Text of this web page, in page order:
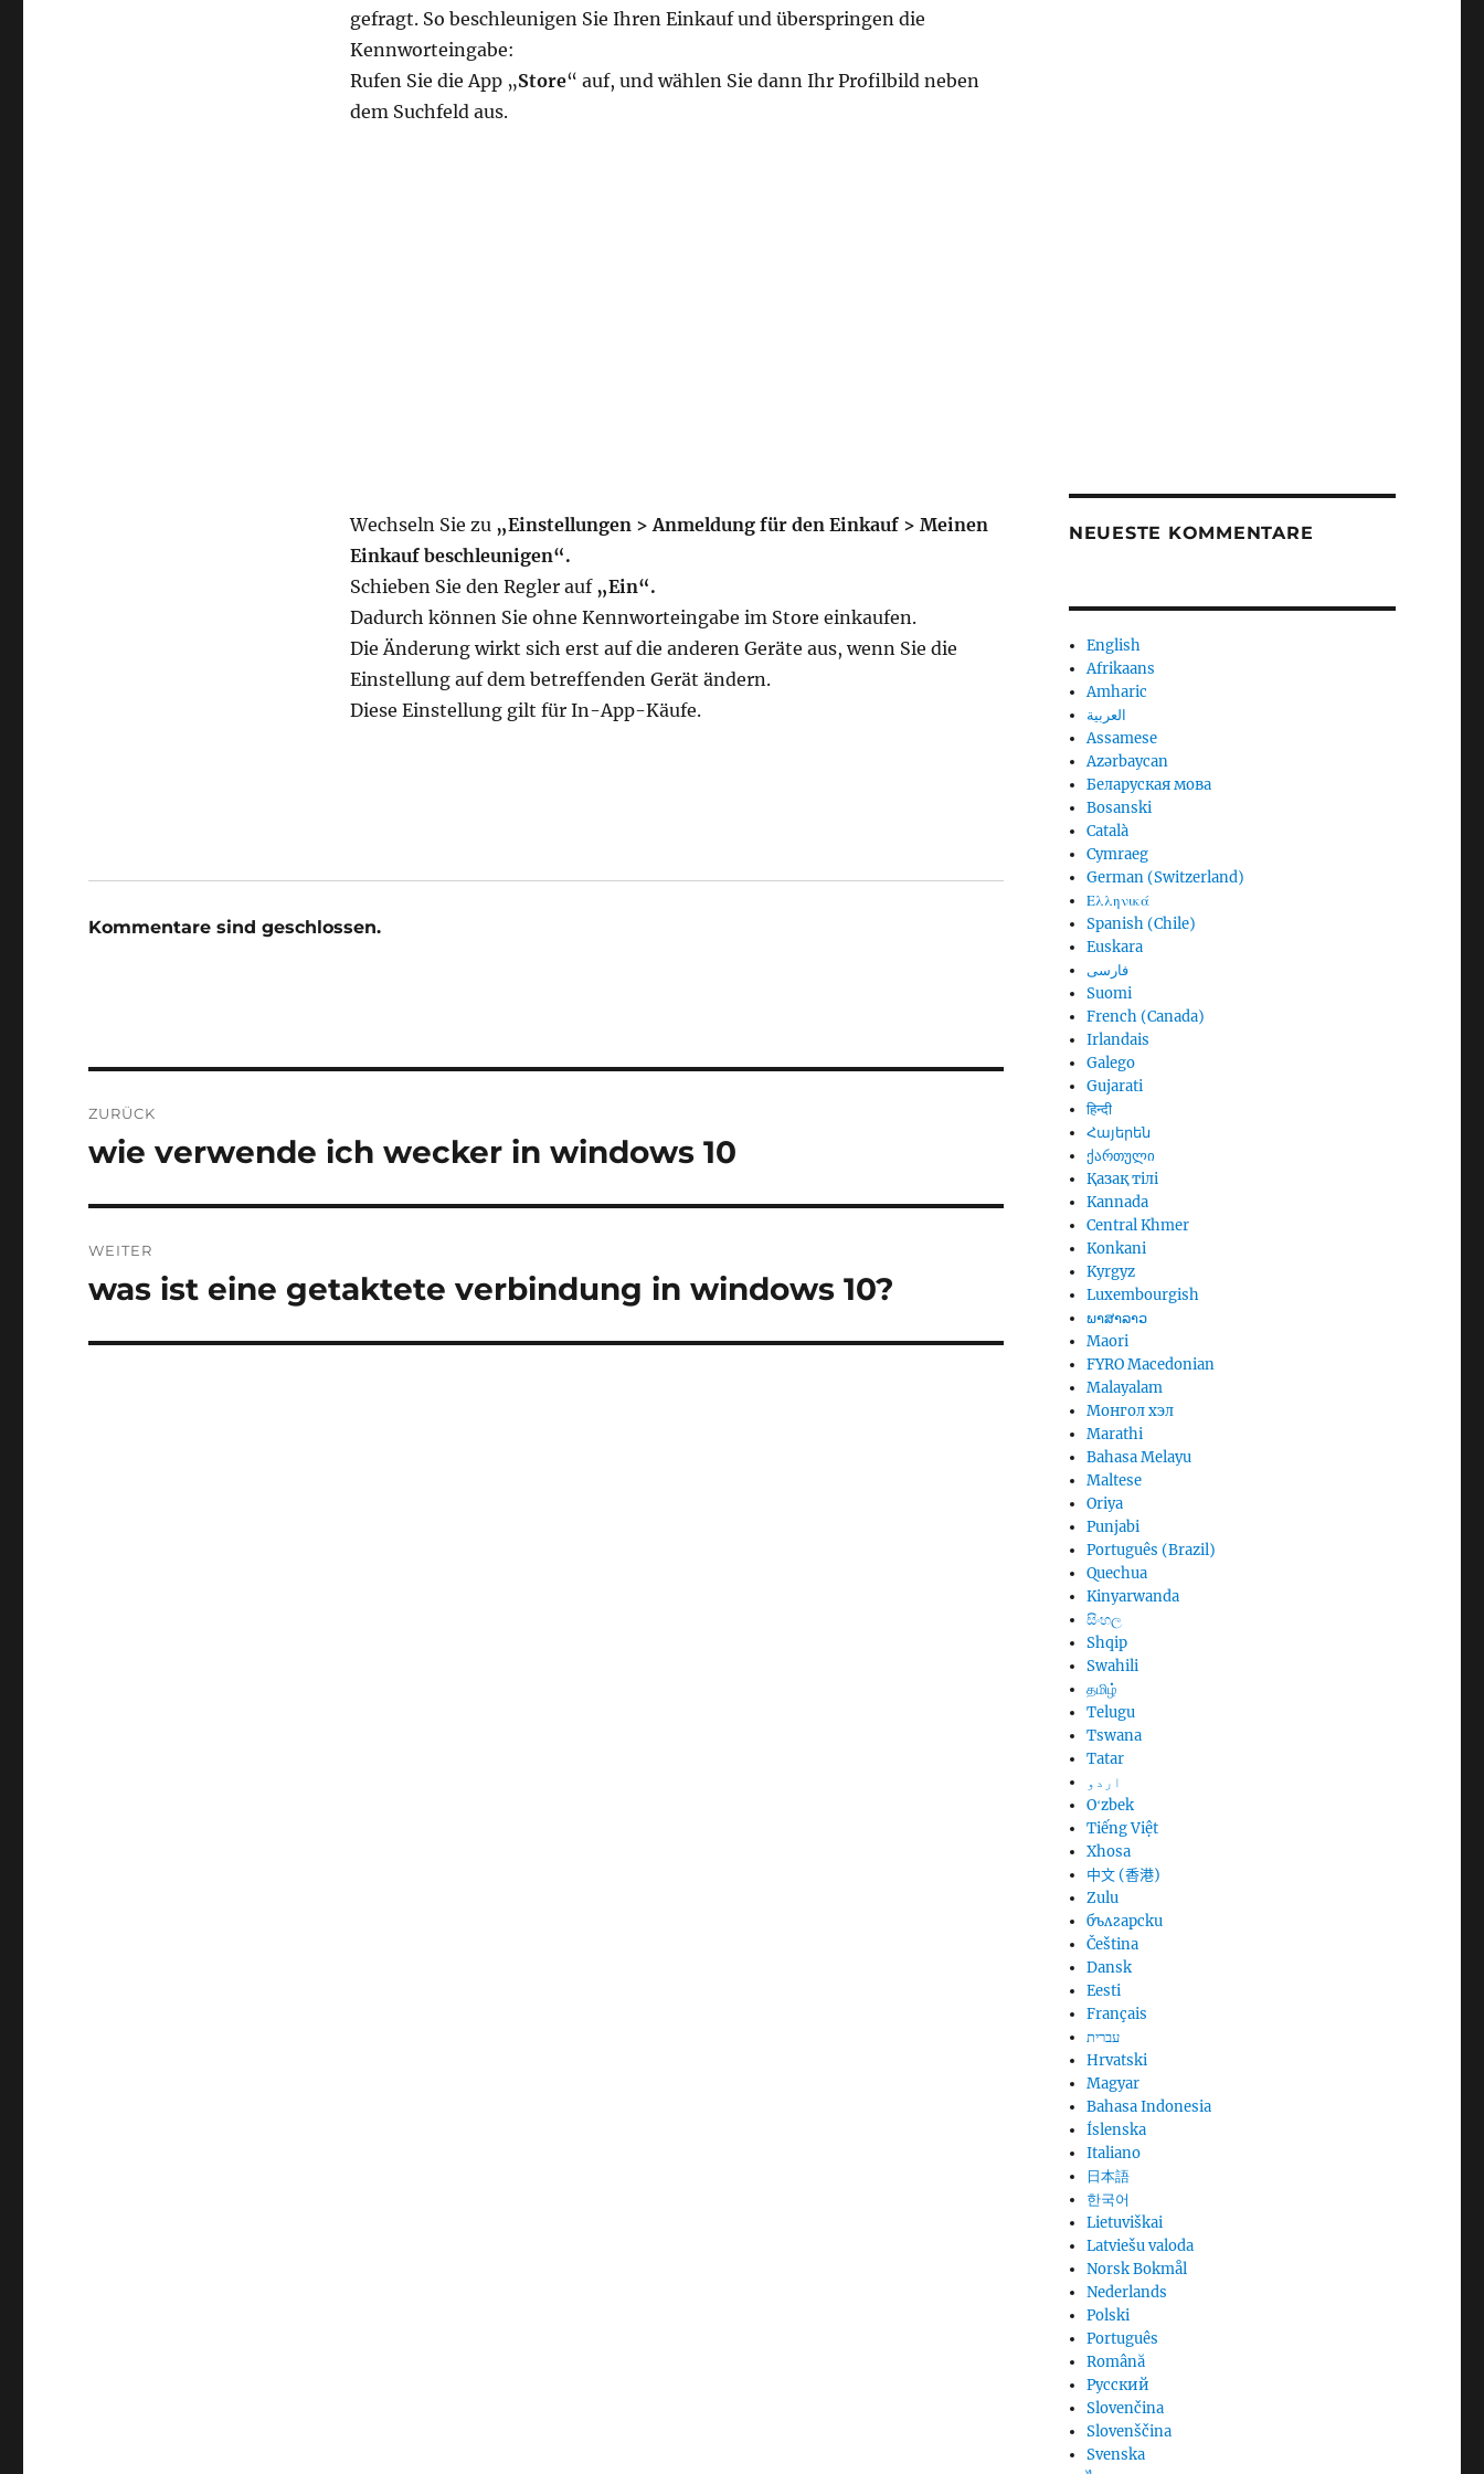
gefragt. So beschleunigen Sie Ihren Einkauf und überspringen die
Kennworteingabe:
Rufen Sie die App „Store“ auf, und wählen Sie dann Ihr Profilbild neben
dem Suchfeld aus.
Wechseln Sie zu „Einstellungen > Anmeldung für den Einkauf > Meinen
Einkauf beschleunigen“.
Schieben Sie den Regler auf „Ein“.
Dadurch können Sie ohne Kennworteingabe im Store einkaufen.
Die Änderung wirkt sich erst auf die anderen Geräte aus, wenn Sie die
Einstellung auf dem betreffenden Gerät ändern.
Diese Einstellung gilt für In-App-Käufe.
Kommentare sind geschlossen.
ZURÜCK
Vorheriger
wie verwende ich wecker in windows 10
WEITER
Nächster
was ist eine getaktete verbindung in windows 10?
NEUESTE KOMMENTARE
English
Afrikaans
Amharic
العربية
Assamese
Azərbaycan
Беларуская мова
Bosanski
Català
Cymraeg
German (Switzerland)
Ελληνικά
Spanish (Chile)
Euskara
فارسی
Suomi
French (Canada)
Irlandais
Galego
Gujarati
हिन्दी
Հայերեն
ქართული
Қазақ тілі
Kannada
Central Khmer
Konkani
Kyrgyz
Luxembourgish
ພາສາລາວ
Maori
FYRO Macedonian
Malayalam
Монгол хэл
Marathi
Bahasa Melayu
Maltese
Oriya
Punjabi
Português (Brazil)
Quechua
Kinyarwanda
සිංහල
Shqip
Swahili
தமிழ்
Telugu
Tswana
Tatar
اردو
Oʻzbek
Tiếng Việt
Xhosa
中文 (香港)
Zulu
български
Čeština
Dansk
Eesti
Français
עברית
Hrvatski
Magyar
Bahasa Indonesia
Íslenska
Italiano
日本語
한국어
Lietuviškai
Latviešu valoda
Norsk Bokmål
Nederlands
Polski
Português
Română
Русский
Slovenčina
Slovenščina
Svenska